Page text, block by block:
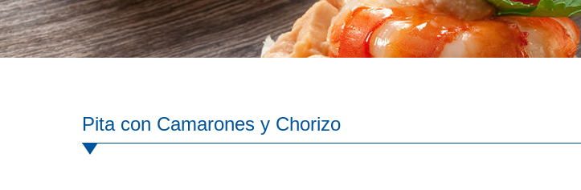
Pita con Camarones y Chorizo